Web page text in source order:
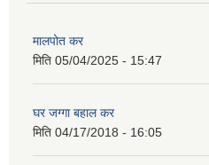
मालपोत कर
मिति 05/04/2025 - 15:47
घर जग्गा बहाल कर
मिति 04/17/2018 - 16:05